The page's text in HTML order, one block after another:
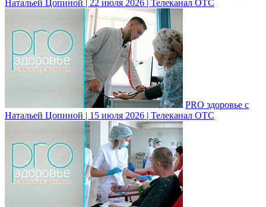
Натальей Цопиной | 22 июля 2026 | Телеканал ОТС
PRO здоровье с
Натальей Цопиной | 15 июля 2026 | Телеканал ОТС